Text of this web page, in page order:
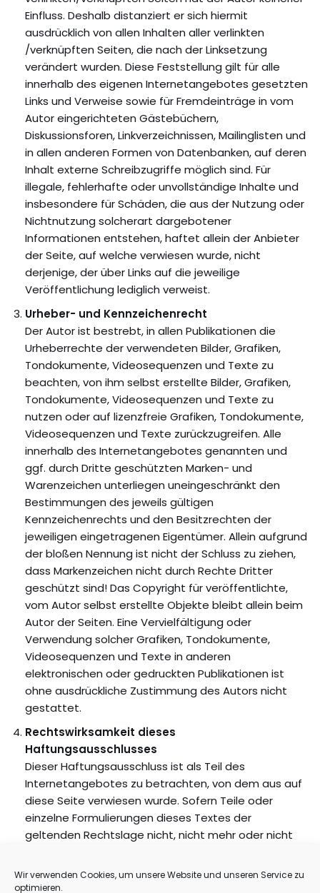
Wir verwenden Cookies, um unsere Website und unseren Service zu
optimieren.
Einfluss. Deshalb distanziert er sich hiermit
ausdrücklich von allen Inhalten aller verlinkten
/verknüpften Seiten, die nach der Linksetzung
verändert wurden. Diese Feststellung gilt für alle
innerhalb des eigenen Internetangebotes gesetzten
Links und Verweise sowie für Fremdeinträge in vom
Autor eingerichteten Gästebüchern,
Diskussionsforen, Linkverzeichnissen, Mailinglisten und
in allen anderen Formen von Datenbanken, auf deren
Inhalt externe Schreibzugriffe möglich sind. Für
illegale, fehlerhafte oder unvollständige Inhalte und
insbesondere für Schäden, die aus der Nutzung oder
Nichtnutzung solcherart dargebotener
Informationen entstehen, haftet allein der Anbieter
der Seite, auf welche verwiesen wurde, nicht
derjenige, der über Links auf die jeweilige
Veröffentlichung lediglich verweist.
Urheber- und Kennzeichenrecht
Der Autor ist bestrebt, in allen Publikationen die
Urheberrechte der verwendeten Bilder, Grafiken,
Tondokumente, Videosequenzen und Texte zu
beachten, von ihm selbst erstellte Bilder, Grafiken,
Tondokumente, Videosequenzen und Texte zu
nutzen oder auf lizenzfreie Grafiken, Tondokumente,
Videosequenzen und Texte zurückzugreifen. Alle
innerhalb des Internetangebotes genannten und
ggf. durch Dritte geschützten Marken- und
Warenzeichen unterliegen uneingeschränkt den
Bestimmungen des jeweils gültigen
Kennzeichenrechts und den Besitzrechten der
jeweiligen eingetragenen Eigentümer. Allein aufgrund
der bloßen Nennung ist nicht der Schluss zu ziehen,
dass Markenzeichen nicht durch Rechte Dritter
geschützt sind! Das Copyright für veröffentlichte,
vom Autor selbst erstellte Objekte bleibt allein beim
Autor der Seiten. Eine Vervielfältigung oder
Verwendung solcher Grafiken, Tondokumente,
Videosequenzen und Texte in anderen
elektronischen oder gedruckten Publikationen ist
ohne ausdrückliche Zustimmung des Autors nicht
gestattet.
Rechtswirksamkeit dieses
Haftungsausschlusses
Dieser Haftungsausschluss ist als Teil des
Internetangebotes zu betrachten, von dem aus auf
diese Seite verwiesen wurde. Sofern Teile oder
einzelne Formulierungen dieses Textes der
geltenden Rechtslage nicht, nicht mehr oder nicht
Teile des Dokumentes in ihrem Inhalt und ihrer
Gültigkeit davon unberührt.